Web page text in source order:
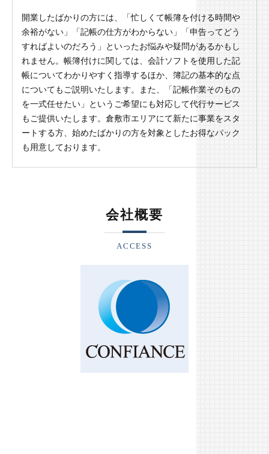
開業したばかりの方には、「忙しくて帳簿を付ける時間や
余裕がない」「記帳の仕方がわからない」「申告ってどう
すればよいのだろう」といったお悩みや疑問があるかもし
れません。帳簿付けに関しては、会計ソフトを使用した記
帳についてわかりやすく指導するほか、簿記の基本的な点
についてもご説明いたします。また、「記帳作業そのもの
を一式任せたい」というご希望にも対応して代行サービス
もご提供いたします。倉敷市エリアにて新たに事業をスタ
ートする方、始めたばかりの方を対象としたお得なパック
も用意しております。
会社概要
ACCESS